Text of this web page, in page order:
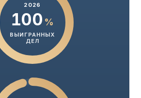
2026
100 %
ВЫИГРАННЫХ
ДЕЛ